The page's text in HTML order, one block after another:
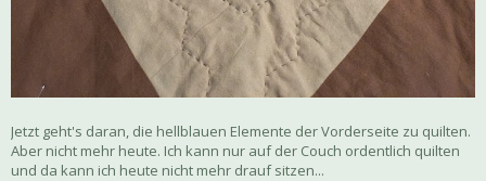
Jetzt geht's daran, die hellblauen Elemente der Vorderseite zu quilten.
Aber nicht mehr heute. Ich kann nur auf der Couch ordentlich quilten
und da kann ich heute nicht mehr drauf sitzen...